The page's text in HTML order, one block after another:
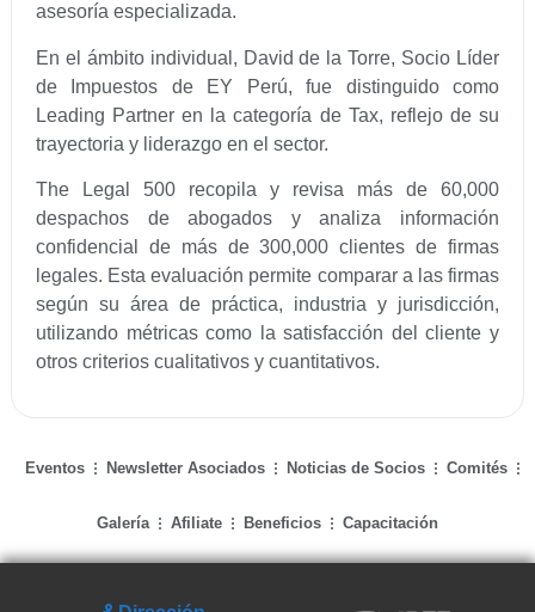
asesoría especializada.
En el ámbito individual, David de la Torre, Socio Líder
de Impuestos de EY Perú, fue distinguido como
Leading Partner en la categoría de Tax, reflejo de su
trayectoria y liderazgo en el sector.
The Legal 500 recopila y revisa más de 60,000
despachos de abogados y analiza información
confidencial de más de 300,000 clientes de firmas
legales. Esta evaluación permite comparar a las firmas
según su área de práctica, industria y jurisdicción,
utilizando métricas como la satisfacción del cliente y
otros criterios cualitativos y cuantitativos.
Eventos Newsletter Asociados Noticias de Socios Comités
Galería Afiliate Beneficios Capacitación